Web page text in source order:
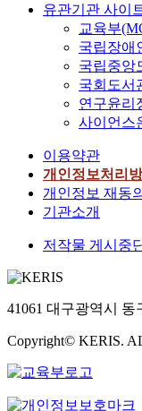
유관기관 사이
교육부
국립장애
국립중앙
국회도서
연구윤리
사이언스
이용약관
개인정보처리
개인정보 재동의
기관소개
저작물 게시중
41061 대구광역시 동
Copyright© KERIS.